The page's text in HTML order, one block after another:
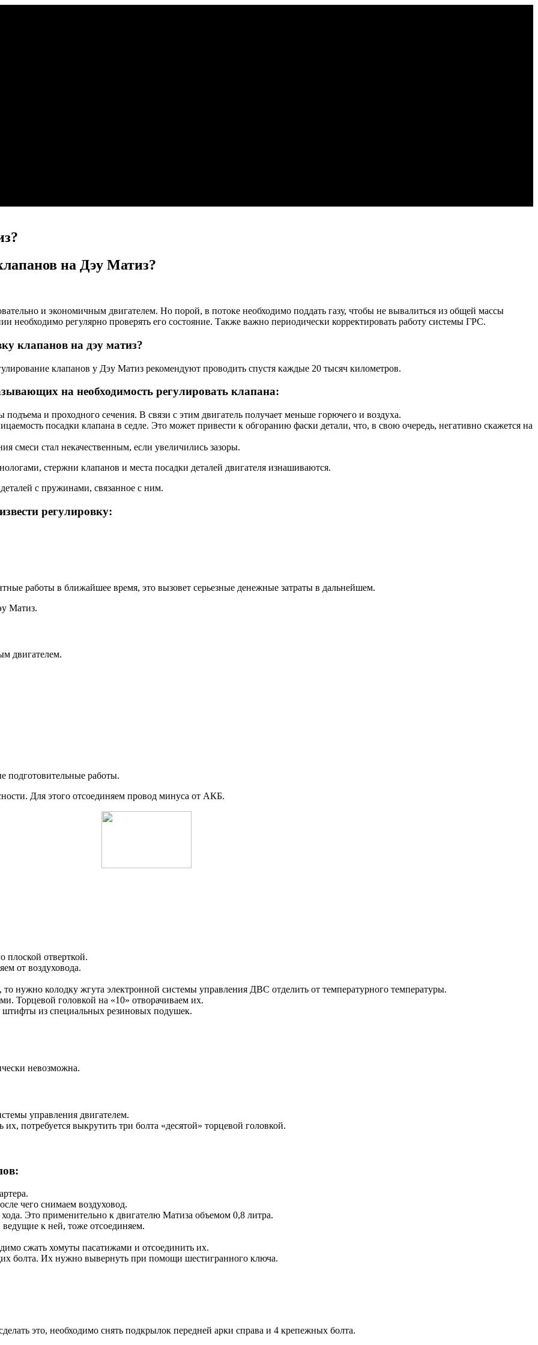
на Дэу Матиз?
и экономичным двигателем. Но порой, в потоке необходимо поддать газу, чтобы не вывалиться из общей массы
необходимо регулярно проверять его состояние. Также важно периодически корректировать работу системы ГРС.
клапанов на дэу матиз?
клапанов у Дэу Матиз рекомендуют проводить спустя каждые 20 тысяч километров.
на необходимость регулировать клапана:
и проходного сечения. В связи с этим двигатель получает меньше горючего и воздуха.
посадки клапана в седле. Это может привести к обгоранию фаски детали, что, в свою очередь, негативно скажется на
смеси стал некачественным, если увеличились зазоры.
стержни клапанов и места посадки деталей двигателя изнашиваются.
с пружинами, связанное с ним.
регулировку:
работы в ближайшее время, это вызовет серьезные денежные затраты в дальнейшем.
Матиз.
двигателем.
подготовительные работы.
Для этого отсоединяем провод минуса от АКБ.
плоской отверткой.
от воздуховода.
нужно колодку жгута электронной системы управления ДВС отделить от температурного температуры.
Торцевой головкой на «10» отворачиваем их.
из специальных резиновых подушек.
невозможна.
управления двигателем.
потребуется выкрутить три болта «десятой» торцевой головкой.
чего снимаем воздуховод.
хода. Это применительно к двигателю Матиза объемом 0,8 литра.
к ней, тоже отсоединяем.
сжать хомуты пасатижами и отсоединить их.
болта. Их нужно вывернуть при помощи шестигранного ключа.
это, необходимо снять подкрылок передней арки справа и 4 крепежных болта.